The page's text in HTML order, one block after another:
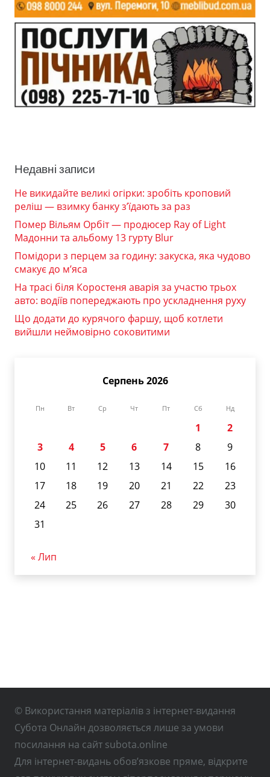
Недавні записи
Не викидайте великі огірки: зробіть кроповий
реліш — взимку банку з’їдають за раз
Помер Вільям Орбіт — продюсер Ray of Light
Мадонни та альбому 13 гурту Blur
Помідори з перцем за годину: закуска, яка чудово
смакує до м’яса
На трасі біля Коростеня аварія за участю трьох
авто: водіїв попереджають про ускладнення руху
Що додати до курячого фаршу, щоб котлети
вийшли неймовірно соковитими
Серпень 2026
Пн Вт Ср Чт Пт Сб Нд
1
2
3
4 5 6 7 8
9
10
11 12 13 14 15
16
17
18 19 20 21 22
23
24
25 26 27 28 29
30
31
« Лип
© Використання матеріалів з інтернет-видання
Субота Онлайн дозволяється лише за умови
посилання на сайт subota.online
Для інтернет-видань обов’язкове пряме, відкрите